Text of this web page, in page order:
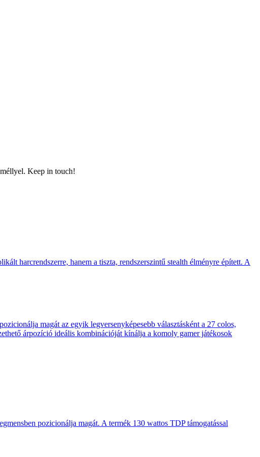
Keep in touch!
harcrendszerre, hanem a tiszta, rendszerszintű stealth élményre épített. A
magát az egyik legversenyképesebb választásként a 27 colos,
árpozíció ideális kombinációját kínálja a komoly gamer játékosok
pozicionálja magát. A termék 130 wattos TDP támogatással